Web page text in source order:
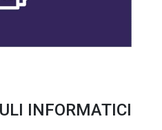
INFORMATICI